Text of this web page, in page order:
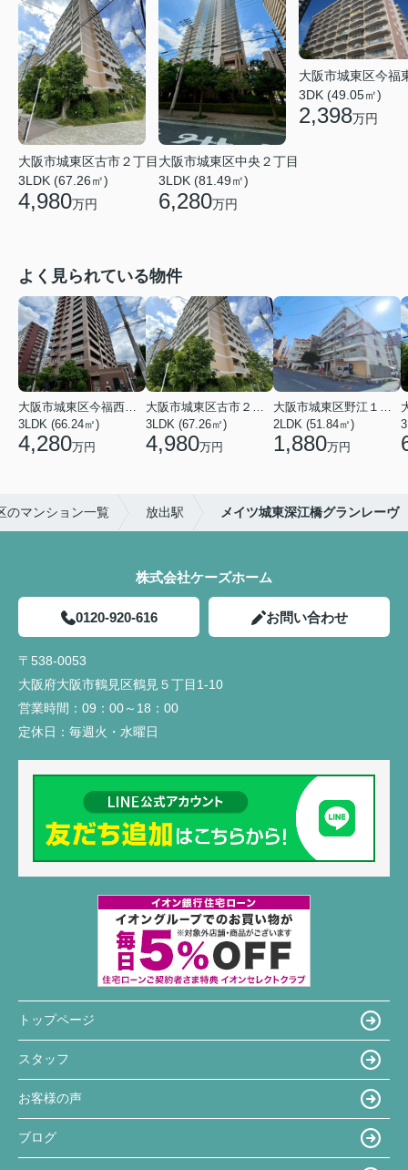
大阪市城東区古市２丁目
3LDK (67.26㎡)
4,980万円
大阪市城東区中央２丁目
3LDK (81.49㎡)
6,280万円
大阪市城東区今福
3DK (49.05㎡)
2,398万円
よく見られている物件
大阪市城東区今福西６丁目
3LDK (66.24㎡)
4,280万円
大阪市城東区古市２丁目
3LDK (67.26㎡)
4,980万円
大阪市城東区野江１丁目
2LDK (51.84㎡)
1,880万円
のマンション一覧 放出駅 メイツ城東深江橋グランレーヴ
株式会社ケーズホーム
0120-920-616 お問い合わせ
〒538-0053
大阪府大阪市鶴見区鶴見５丁目1-10
営業時間： 09：00～18：00
定休日： 毎週火・水曜日
トップページ
スタッフ
お客様の声
ブログ